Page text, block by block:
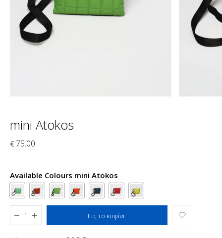
mini Atokos
€75.00
Available Colours mini Atokos
Εις το κοφίνι
Added to cart